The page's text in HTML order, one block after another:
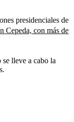
presidenciales de
Cepeda, con más de
lleve a cabo la